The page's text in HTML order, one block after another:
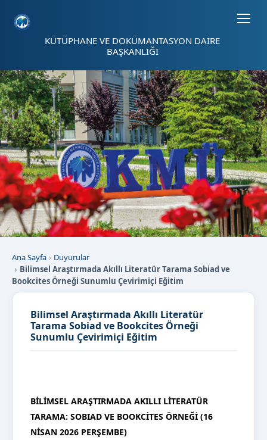
KÜTÜPHANE VE DOKÜMANTASYON DAİRE
BAŞKANLIĞI
Ana Sayfa
Duyurular
Bilimsel Araştırmada Akıllı Literatür Tarama Sobiad ve
Bookcites Örneği Sunumlu Çevirimiçi Eğitim
Bilimsel Araştırmada Akıllı Literatür
Tarama Sobiad ve Bookcites Örneği
Sunumlu Çevirimiçi Eğitim
BILIMSEL ARAŞTIRMADA AKILLI LITERATÜR
TARAMA: SOBIAD VE BOOKCITES ÖRNEĞI (16
NISAN 2026 PERŞEMBE)